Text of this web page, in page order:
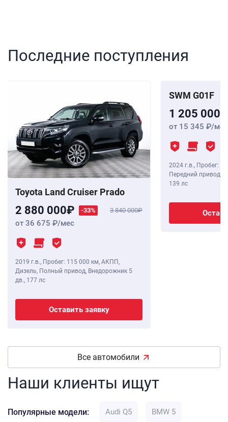
Последние поступления
Toyota Land Cruiser Prado
2 880 000 -33% 3 840 000
от 36 675 /мес
2019 г.в., Пробег: 115 000 км, АКПП,
Дизель, Полный привод, Внедорожник 5
дв., 177 лс
Оставить заявку
SWM G01F
1 205 000
от 15 345 /мес
2024 г.в., Пробег: 8
Передний привод,
139 лс
Все автомобили
Наши клиенты ищут
Популярные модели: Audi Q5 BMW 5